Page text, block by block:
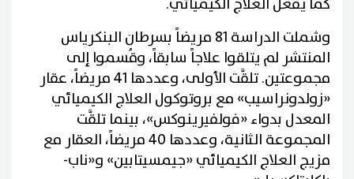
وشملت الدراسة 81 مريضاً بسرطان البنكرياس
المنتشر لم يتلقوا علاجاً سابقاً، وقُسموا إلى
مجموعتين. تلقَّت الأولى، وعددها 41 مريضاً، عقار
«زولدونراسيب» مع بروتوكول العلاج الكيميائي
المعدل بدواء «فولفيرينوكس»، بينما تلقَّت
المجموعة الثانية، وعددها 40 مريضاً، العقار مع
مزيج العلاج الكيميائي «جيمسيتابين» و«ناب-